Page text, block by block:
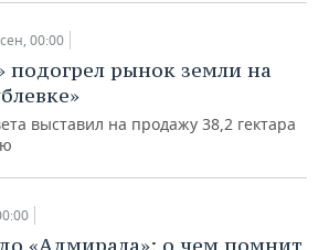
00:00
подогрел рынок земли на
выставил на продажу 38,2 гектара